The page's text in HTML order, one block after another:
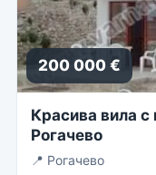
200 000 €
Красива вила
Рогачево
📍 Рогачево